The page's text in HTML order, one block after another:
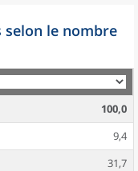
selon le nombre
100,0
9,4
31,7